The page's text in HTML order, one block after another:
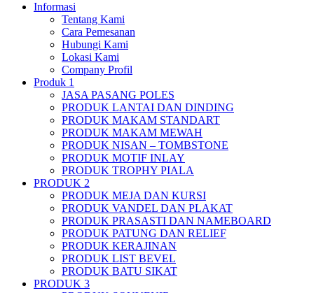
Informasi
Tentang Kami
Cara Pemesanan
Hubungi Kami
Lokasi Kami
Company Profil
Produk 1
JASA PASANG POLES
PRODUK LANTAI DAN DINDING
PRODUK MAKAM STANDART
PRODUK MAKAM MEWAH
PRODUK NISAN – TOMBSTONE
PRODUK MOTIF INLAY
PRODUK TROPHY PIALA
PRODUK 2
PRODUK MEJA DAN KURSI
PRODUK VANDEL DAN PLAKAT
PRODUK PRASASTI DAN NAMEBOARD
PRODUK PATUNG DAN RELIEF
PRODUK KERAJINAN
PRODUK LIST BEVEL
PRODUK BATU SIKAT
PRODUK 3